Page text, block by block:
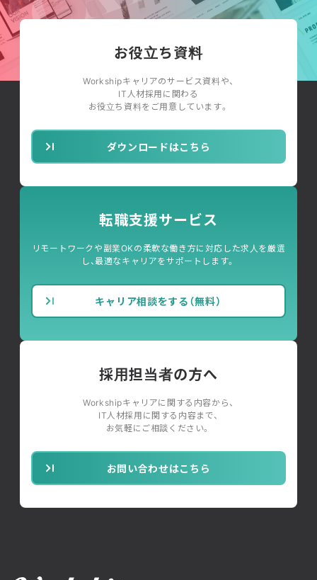
お役立ち資料
Workshipキャリアのサービス資料や、
IT人材採用に関わる
お役立ち資料をご用意しています。
ダウンロードはこちら
転職支援サービス
リモートワークや副業OKの柔軟な働き方に対応した求人を厳選
し、最適なキャリアをサポートします。
キャリア相談をする（無料）
採用担当者の方へ
Workshipキャリアに関する内容から、
IT人材採用に関する内容まで、
お気軽にご相談ください。
お問い合わせはこちら